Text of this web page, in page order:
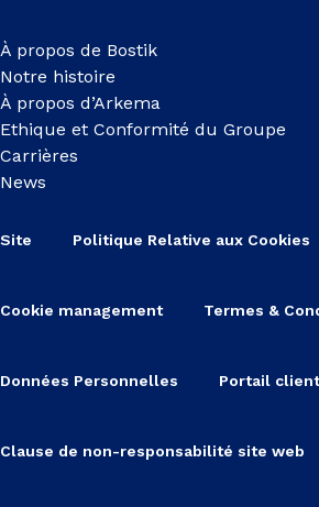
À propos de Bostik
Notre histoire
À propos d’Arkema
Ethique et Conformité du Groupe
Carrières
News
Site Politique Relative aux Cookies
Cookie management Termes &
Données Personnelles Portail client
Clause de non-responsabilité site web